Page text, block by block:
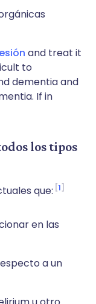
and treat it
to
dementia and
If in
los tipos
que: 1
en las
a un